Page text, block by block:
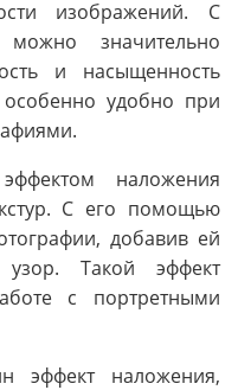
изображений. С
значительно
и насыщенность
удобно при
наложения
С его помощью
добавив ей
Такой эффект
с портретными
эффект наложения,